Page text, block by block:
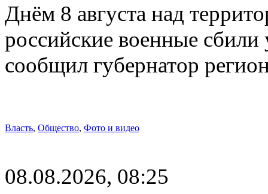
Днём 8 августа над
российские военные
сообщил губернатор
Власть, Общество, Фото и видео
08.08.2026, 08:25